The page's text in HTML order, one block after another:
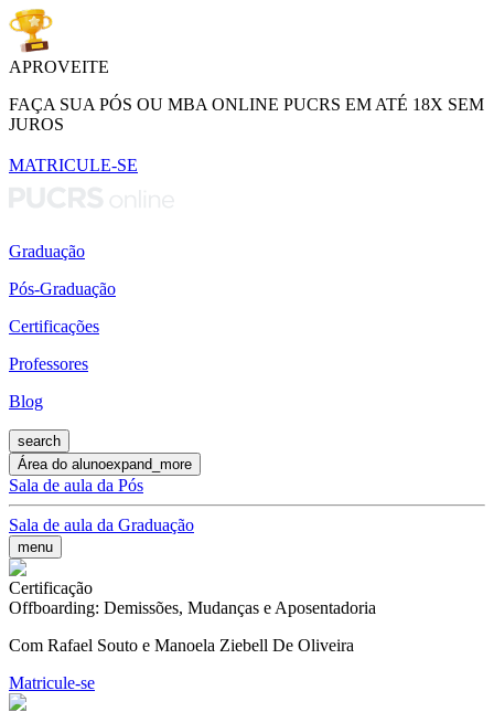
APROVEITE
FAÇA SUA PÓS OU MBA ONLINE PUCRS EM ATÉ 18X SEM
JUROS
MATRICULE-SE
Graduação
Pós-Graduação
Certificações
Professores
Blog
search
Área do alunoexpand_more
Sala de aula da Pós
Sala de aula da Graduação
menu
Certificação
Offboarding: Demissões, Mudanças e Aposentadoria
Com Rafael Souto e Manoela Ziebell De Oliveira
Matricule-se